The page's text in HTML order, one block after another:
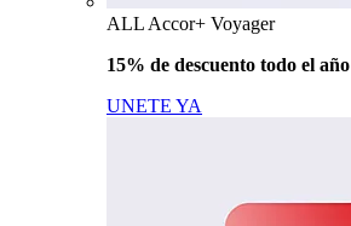
ALL Accor+ Voyager
15% de descuento todo el año
UNETE YA